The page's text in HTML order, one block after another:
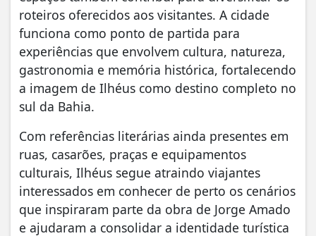
roteiros oferecidos aos visitantes. A cidade
funciona como ponto de partida para
experiências que envolvem cultura, natureza,
gastronomia e memória histórica, fortalecendo
a imagem de Ilhéus como destino completo no
sul da Bahia.
Com referências literárias ainda presentes em
ruas, casarões, praças e equipamentos
culturais, Ilhéus segue atraindo viajantes
interessados em conhecer de perto os cenários
que inspiraram parte da obra de Jorge Amado
e ajudaram a consolidar a identidade turística